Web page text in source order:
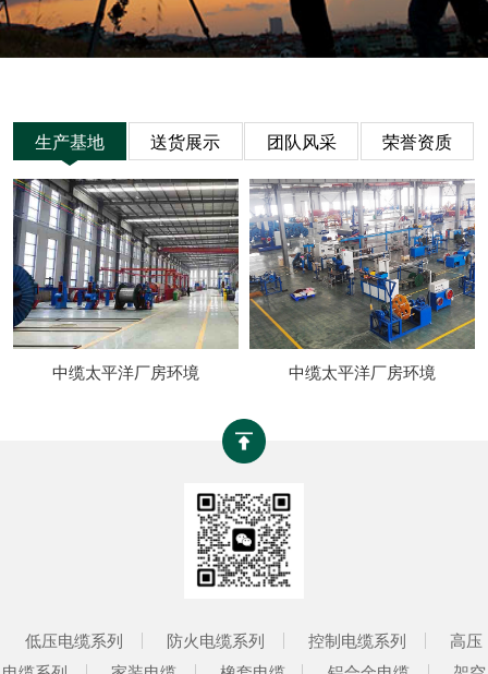
种特种电缆产品。
生产基地
低压电缆系列 防火电缆系列 控制电缆系列 高压